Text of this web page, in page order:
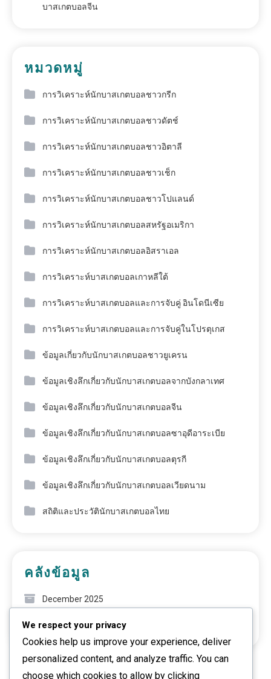
บาสเกตบอลจีน
หมวดหมู่
การวิเคราะห์นักบาสเกตบอลชาวกรีก
การวิเคราะห์นักบาสเกตบอลชาวดัตช์
การวิเคราะห์นักบาสเกตบอลชาวอิตาลี
การวิเคราะห์นักบาสเกตบอลชาวเช็ก
การวิเคราะห์นักบาสเกตบอลชาวโปแลนด์
การวิเคราะห์นักบาสเกตบอลสหรัฐอเมริกา
การวิเคราะห์นักบาสเกตบอลอิสราเอล
การวิเคราะห์บาสเกตบอลเกาหลีใต้
การวิเคราะห์บาสเกตบอลและการจับคู่ อินโดนีเซีย
การวิเคราะห์บาสเกตบอลและการจับคู่ในโปรตุเกส
ข้อมูลเกี่ยวกับนักบาสเกตบอลชาวยูเครน
ข้อมูลเชิงลึกเกี่ยวกับนักบาสเกตบอลจากบังกลาเทศ
ข้อมูลเชิงลึกเกี่ยวกับนักบาสเกตบอลจีน
ข้อมูลเชิงลึกเกี่ยวกับนักบาสเกตบอลซาอุดีอาระเบีย
ข้อมูลเชิงลึกเกี่ยวกับนักบาสเกตบอลตุรกี
ข้อมูลเชิงลึกเกี่ยวกับนักบาสเกตบอลเวียดนาม
สถิติและประวัตินักบาสเกตบอลไทย
คลังข้อมูล
December 2025
November 2025
We respect your privacy
Cookies help us improve your experience, deliver
personalized content, and analyze traffic. You can
choose which cookies to allow by clicking